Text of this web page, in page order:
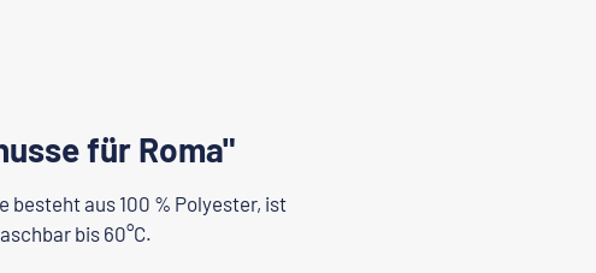
für Roma"
besteht aus 100 % Polyester, ist
bis 60°C.